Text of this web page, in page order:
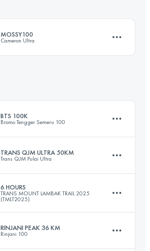
MOSSY100
Cameron Ultra
BTS 100K
Bromo Tengger Semeru 100
TRANS QJM ULTRA 50KM
Trans QJM Pulai Ultra
52.1 KM
6 HOURS
TRANS MOUNT LAMBAK TRAIL 2025
(TMLT2025)
RINJANI PEAK 36 KM
Rinjani 100